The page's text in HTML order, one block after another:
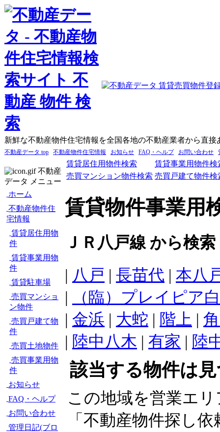
新鮮な不動産物件住宅情報を全国各地の不動産業者から直接
不動産データ top 不動産物件住宅情報 お知らせ FAQ・ヘルプ お問い合わせ
不動産
データ メニュー
ホーム
不動産物件住
宅情報
賃貸居住用物
件
賃貸事業用物
件
賃貸駐車場
売買マンショ
ン物件
売買戸建て物
件
売買土地物件
売買事業用物
件
お知らせ
FAQ・ヘルプ
お問い合わせ
管理日記(ブロ
賃貸居住用物件検索
賃貸事業用物件検
売買マンション物件検索 売買戸建て物件検
賃貸物件事業用
ＪＲ八戸線 から検索
| 八戸 | 長苗代 | 本八
|
（臨）プレイピア
| 金浜 | 大蛇 | 階上 |
| 陸中八木 | 有家 | 陸
該当する物件は
この地域を営業エ
「不動産物件探し